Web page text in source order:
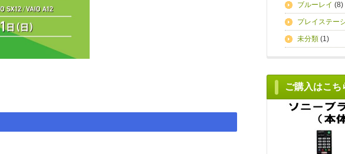
ブルーレイ (8)
プレイステー
未分類 (1)
ご購入はこち